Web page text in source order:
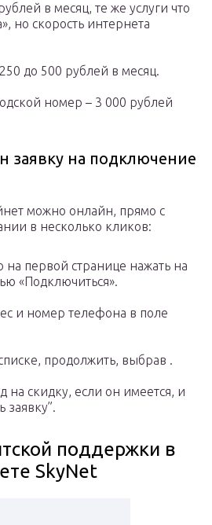
в месяц, те же услуги что
но скорость интернета
до 500 рублей в месяц.
номер – 3 000 рублей
заявку на подключение
можно онлайн, прямо с
в несколько кликов:
первой странице нажать на
«Подключиться».
и номер телефона в поле
продолжить, выбрав .
на скидку, если он имеется, и
заявку”.
поддержки в
SkyNet